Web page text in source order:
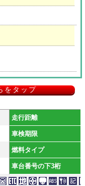
をタップ
走行距離
車検期限
燃料タイプ
車台番号の下3桁